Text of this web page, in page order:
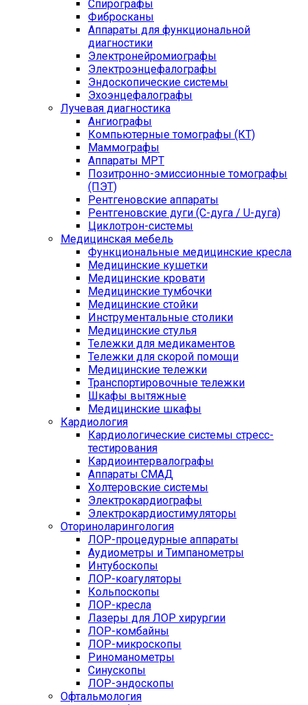
Спирографы
Фибросканы
Аппараты для функциональной
диагностики
Электронейромиографы
Электроэнцефалографы
Эндоскопические системы
Эхоэнцефалографы
Лучевая диагностика
Ангиографы
Компьютерные томографы (КТ)
Маммографы
Аппараты МРТ
Позитронно-эмиссионные томографы
(ПЭТ)
Рентгеновские аппараты
Рентгеновские дуги (С-дуга / U-дуга)
Циклотрон-системы
Медицинская мебель
Функциональные медицинские кресла
Медицинские кушетки
Медицинские кровати
Медицинские тумбочки
Медицинские стойки
Инструментальные столики
Медицинские стулья
Тележки для медикаментов
Тележки для скорой помощи
Медицинские тележки
Транспортировочные тележки
Шкафы вытяжные
Медицинские шкафы
Кардиология
Кардиологические системы стресс-
тестирования
Кардиоинтервалографы
Аппараты СМАД
Холтеровские системы
Электрокардиографы
Электрокардиостимуляторы
Оториноларингология
ЛОР-процедурные аппараты
Аудиометры и Тимпанометры
Интубоскопы
ЛОР-коагуляторы
Кольпоскопы
ЛОР-кресла
Лазеры для ЛОР хирургии
ЛОР-комбайны
ЛОР-микроскопы
Риноманометры
Синускопы
ЛОР-эндоскопы
Офтальмология